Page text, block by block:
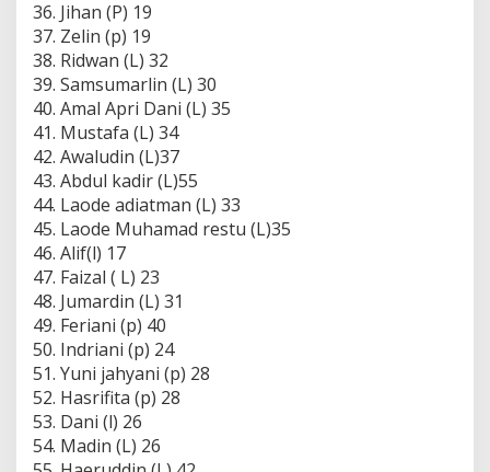
36. Jihan (P) 19
37. Zelin (p) 19
38. Ridwan (L) 32
39. Samsumarlin (L) 30
40. Amal Apri Dani (L) 35
41. Mustafa (L) 34
42. Awaludin (L)37
43. Abdul kadir (L)55
44. Laode adiatman (L) 33
45. Laode Muhamad restu (L)35
46. Alif(l) 17
47. Faizal ( L) 23
48. Jumardin (L) 31
49. Feriani (p) 40
50. Indriani (p) 24
51. Yuni jahyani (p) 28
52. Hasrifita (p) 28
53. Dani (l) 26
54. Madin (L) 26